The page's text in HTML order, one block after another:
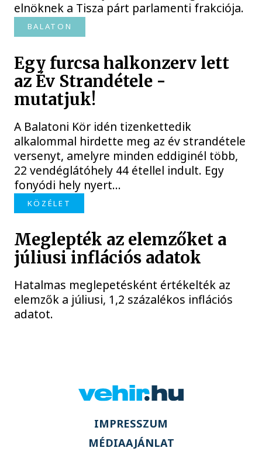
elnöknek a Tisza párt parlamenti frakciója.
BALATON
Egy furcsa halkonzerv lett
az Év Strandétele -
mutatjuk!
A Balatoni Kör idén tizenkettedik
alkalommal hirdette meg az év strandétele
versenyt, amelyre minden eddiginél több,
22 vendéglátóhely 44 étellel indult. Egy
fonyódi hely nyert...
KÖZÉLET
Meglepték az elemzőket a
júliusi inflációs adatok
Hatalmas meglepetésként értékelték az
elemzők a júliusi, 1,2 százalékos inflációs
adatot.
IMPRESSZUM
MÉDIAAJÁNLAT